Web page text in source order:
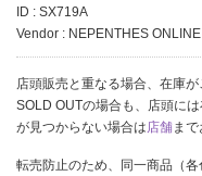
ID : SX719A
Vendor : NEPENTHES
店頭販売と重なる場合、在庫
SOLD OUTの場合も、店頭に
が見つからない場合は店舗まで
転売防止のため、同一商品（